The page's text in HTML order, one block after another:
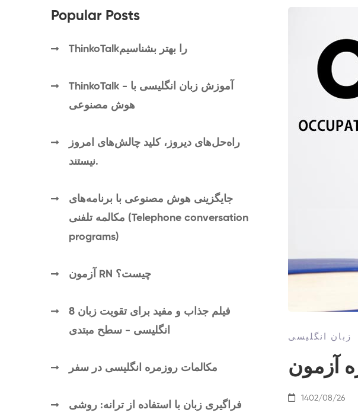
زبان انگلیسی
1402/08/26
Popular Posts
ThinkoTalkرا بهتر بشناسیم
ThinkoTalk - آموزش زبان انگلیسی با
هوش مصنوعی
راه‌حل‌های دیروز، کلید چالش‌های امروز
نیستند.
جایگزینی هوش مصنوعی با برنامه‌های
مکالمه تلفنی (Telephone conversation
programs)
آزمون RN چیست؟
8 فیلم جذاب و مفید برای تقویت زبان
انگلیسی - سطح مبتدی
مکالمات روزمره انگلیسی در سفر
فراگیری زبان با استفاده از ترانه: روشی